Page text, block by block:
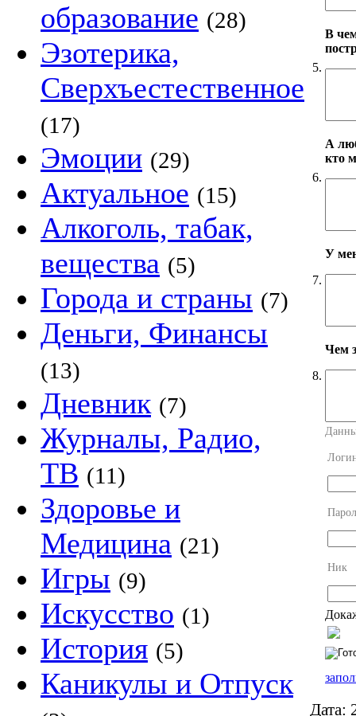
образование (28)
Эзотерика,
Сверхъестественное
(17)
Эмоции (29)
Актуальное (15)
Алкоголь, табак,
вещества (5)
Города и страны (7)
Деньги, Финансы
(13)
Дневник (7)
Журналы, Радио,
ТВ (11)
Здоровье и
Медицина (21)
Игры (9)
Искусство (1)
История (5)
Каникулы и Отпуск
5.
В
6.
А
кто
7.
У
8.
Чем
Ник
Дата: